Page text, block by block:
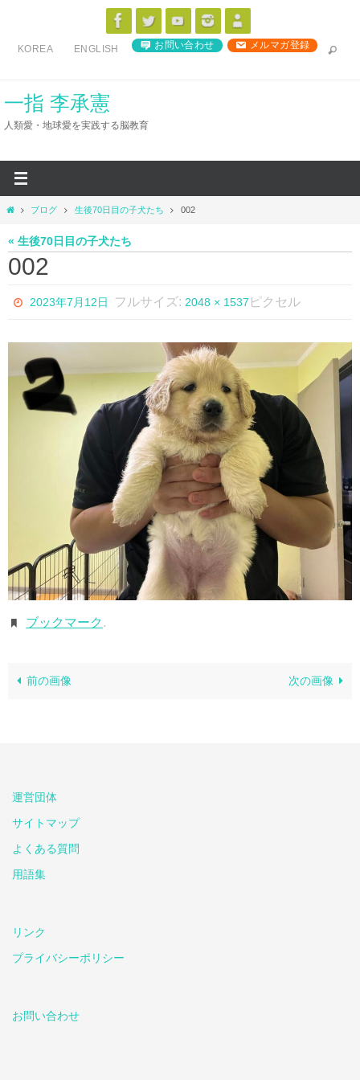
ス
KOREA ENGLISH お問い合わせ メルマガ登録
一指 李承憲
人類愛・地球愛を実践する脳教育
ホ
ム
ブログ 生後70日目の子犬たち 002
« 生後70日目の子犬たち
002
2023年7月12日 フルサイズ: 2048 × 1537 ピクセル
ブックマーク .
前の画像 次の画像
運営団体
サイトマップ
よくある質問
用語集
リンク
プライバシーポリシー
お問い合わせ